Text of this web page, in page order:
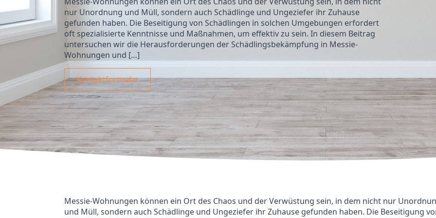
nur Unordnung und Müll, sondern auch Schädlinge und Ungeziefer ihr Zuhause
gefunden haben. Die Beseitigung von Schädlingen in solchen Umgebungen erfordert
oft spezialisierte Kenntnisse und Maßnahmen, um effektiv zu sein. In diesem Beitrag
untersuchen wir die Herausforderungen der Schädlingsbekämpfung in Messie-
Wohnungen und […]
Kontaktformular
Messie-Wohnungen können ein Ort des Chaos und der Verwüstung sein, in dem nicht nur
und Müll, sondern auch Schädlinge und Ungeziefer ihr Zuhause gefunden haben. Die Beseitigung